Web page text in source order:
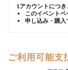
1アカウントにつき
このイベント
申し込み・購
ご利用可能支